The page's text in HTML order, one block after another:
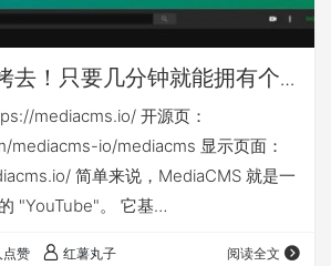
去！只要几分钟就能拥有个
影音库」：mediacms
mediacms.io/ 开源页：
io/mediacms 显示页面：
简单来说，MediaCMS 就是一
"YouTube"。 它基
点赞 红薯丸子 阅读全文